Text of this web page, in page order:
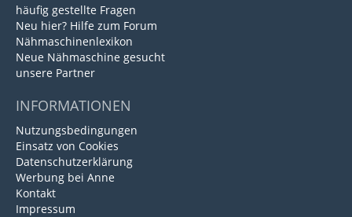
häufig gestellte Fragen
Neu hier? Hilfe zum Forum
Nähmaschinenlexikon
Neue Nähmaschine gesucht
unsere Partner
INFORMATIONEN
Nutzungsbedingungen
Einsatz von Cookies
Datenschutzerklärung
Werbung bei Anne
Kontakt
Impressum